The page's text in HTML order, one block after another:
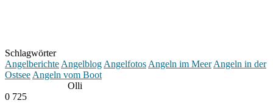
Schlagwörter
Angelberichte Angelblog Angelfotos Angeln im Meer Angeln in der
Ostsee Angeln vom Boot
Olli
0 725